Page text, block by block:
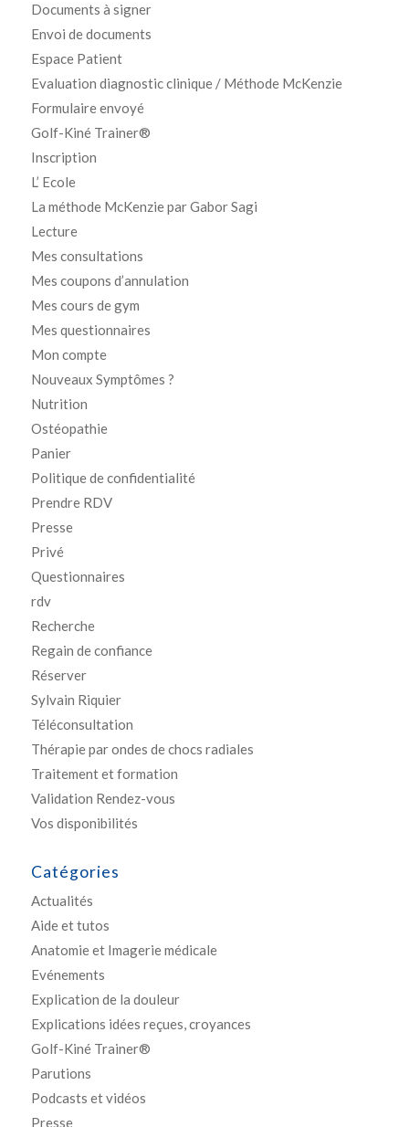
Documents à signer
Envoi de documents
Espace Patient
Evaluation diagnostic clinique / Méthode McKenzie
Formulaire envoyé
Golf-Kiné Trainer®
Inscription
L’ Ecole
La méthode McKenzie par Gabor Sagi
Lecture
Mes consultations
Mes coupons d’annulation
Mes cours de gym
Mes questionnaires
Mon compte
Nouveaux Symptômes ?
Nutrition
Ostéopathie
Panier
Politique de confidentialité
Prendre RDV
Presse
Privé
Questionnaires
rdv
Recherche
Regain de confiance
Réserver
Sylvain Riquier
Téléconsultation
Thérapie par ondes de chocs radiales
Traitement et formation
Validation Rendez-vous
Vos disponibilités
Catégories
Actualités
Aide et tutos
Anatomie et Imagerie médicale
Evénements
Explication de la douleur
Explications idées reçues, croyances
Golf-Kiné Trainer®
Parutions
Podcasts et vidéos
Presse